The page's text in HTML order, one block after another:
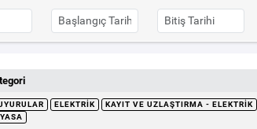
ELEKTRIK
KAYIT VE UZLAŞTIRMA - ELEKTRIK